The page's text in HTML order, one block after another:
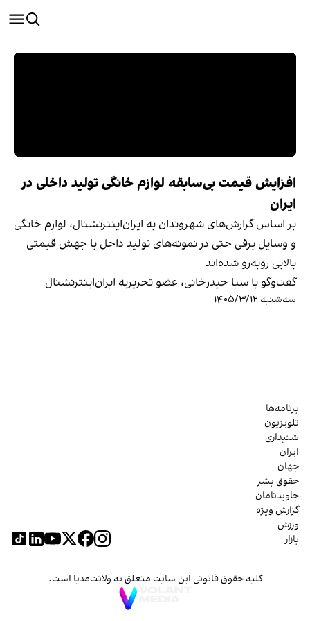
افزایش قیمت بی‌سابقه لوازم خانگی تولید داخلی در
ایران
بر اساس گزارش‌های شهروندان به ایران‌اینترنشنال، لوازم خانگی
و وسایل برقی حتی در نمونه‌های تولید داخل با جهش قیمتی
بالایی روبه‌رو شده‌اند
گفت‌وگو با سبا حیدرخانی، عضو تحریریه ایران‌اینترنشنال
سه‌شنبه ۱۴۰۵/۳/۱۲
برنامه‌ها
تلویزیون
شنیداری
ایران
جهان
حقوق بشر
جاویدنامان
گزارش ویژه
ورزش
بازار
کلیه حقوق قانونی این سایت متعلق به ولانت‌مدیا است.